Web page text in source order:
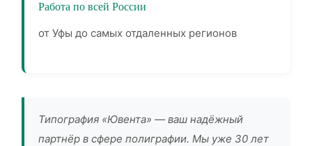
Работа по всей России
от Уфы до самых отдаленных регионов
Типография «Ювента» — ваш надёжный
партнёр в сфере полиграфии. Мы уже 30 лет